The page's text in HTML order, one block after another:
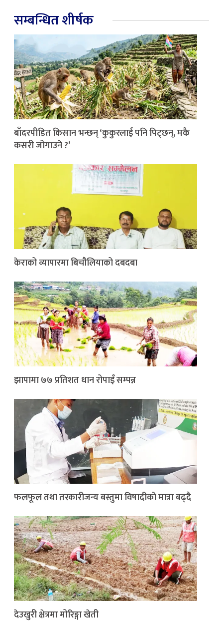
सम्बन्धित शीर्षक
बाँदरपीडित किसान भन्छन् ‘कुकुरलाई पनि पिट्छन्, मकै
कसरी जोगाउने ?’
केराको व्यापारमा बिचौलियाको दबदबा
झापामा ७७ प्रतिशत धान रोपाइँ सम्पन्न
फलफूल तथा तरकारीजन्य बस्तुमा विषादीको मात्रा बढ्दै
देउखुरी क्षेत्रमा मोरिङ्गा खेती